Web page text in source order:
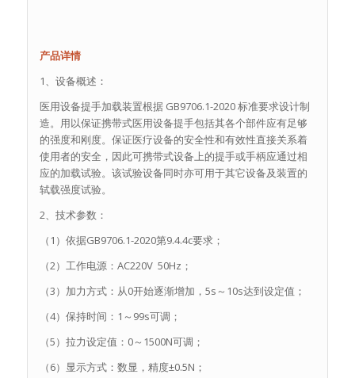
产品详情
1、设备概述：
医用设备提手加载装置根据 GB9706.1-2020 标准要求设计制
造。用以保证携带式医用设备提手包括其各个部件应有足够
的强度和刚度。保证医疗设备的安全性和有效性直接关系着
使用者的安全，因此可携带式设备上的提手或手柄应通过相
应的加载试验。该试验设备同时亦可用于其它设备及装置的
轼载强度试验。
2、技术参数：
（1）依据GB9706.1-2020第9.4.4c要求；
（2）工作电源：AC220V 50Hz；
（3）加力方式：从0开始逐渐增加，5s～10s达到设定值；
（4）保持时间：1～99s可调；
（5）拉力设定值：0～1500N可调；
（6）显示方式：数显，精度±0.5N；